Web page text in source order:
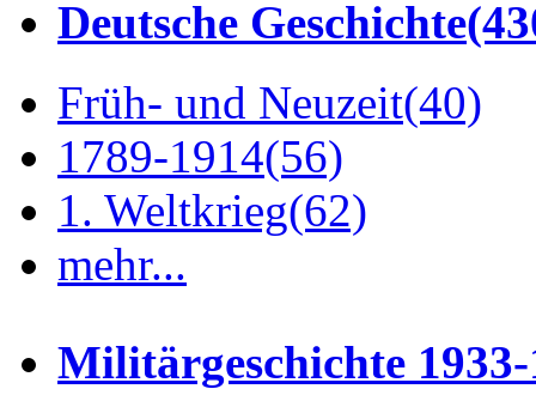
Deutsche Geschichte
Früh- und Neuzeit(40)
1789-1914(56)
1. Weltkrieg(62)
mehr...
Militärgeschichte 1933-